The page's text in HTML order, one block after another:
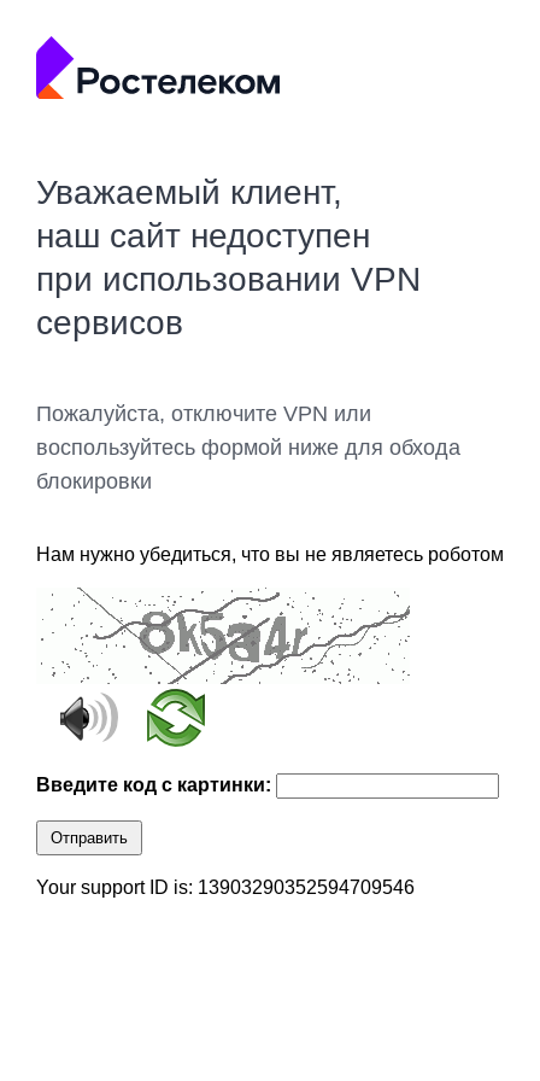
Уважаемый клиент,
наш сайт недоступен
при использовании VPN
сервисов
Пожалуйста, отключите VPN или
воспользуйтесь формой ниже для обхода
блокировки
Нам нужно убедиться, что вы не являетесь роботом
Введите код с картинки:
Отправить
Your support ID is: 13903290352594709546